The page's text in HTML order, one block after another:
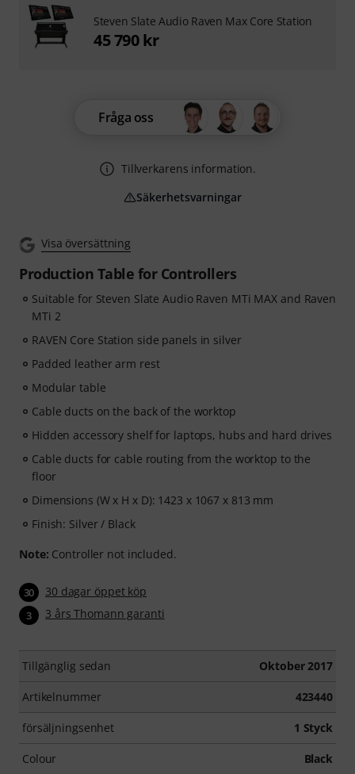
Visa översättning
Production Table for Controllers
Suitable for Steven Slate Audio Raven MTi MAX and Raven
MTi 2
RAVEN Core Station side panels in silver
Padded leather arm rest
Modular table
Cable ducts on the back of the worktop
Hidden accessory shelf for laptops, hubs and hard drives
Cable ducts for cable routing from the worktop to the
floor
Dimensions (W x H x D): 1423 x 1067 x 813 mm
Finish: Silver / Black
Note: Controller not included.
30 30 dagar öppet köp
3 3 års Thomann garanti
Tillgänglig sedan Oktober 2017
Artikelnummer 423440
försäljningsenhet 1 Styck
Colour Black
Fråga oss
Tillverkarens information.
Säkerhetsvarningar
Steven Slate Audio Raven Max Core Station
45 790 kr